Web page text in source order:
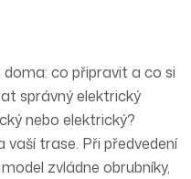
doma: co připravit a co si
správný elektrický
nebo elektrický?
trase. Při předvedení
zvládne obrubníky,